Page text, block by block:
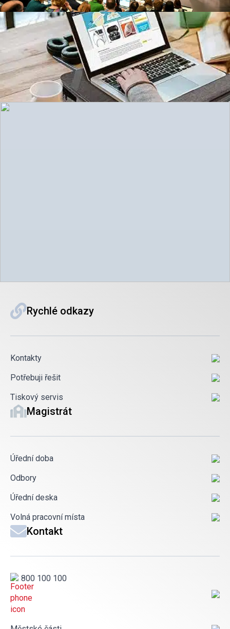
Rychlé odkazy
Kontakty
Potřebuji řešit
Tiskový servis
Magistrát
Úřední doba
Odbory
Úřední deska
Volná pracovní místa
Kontakt
800 100 100